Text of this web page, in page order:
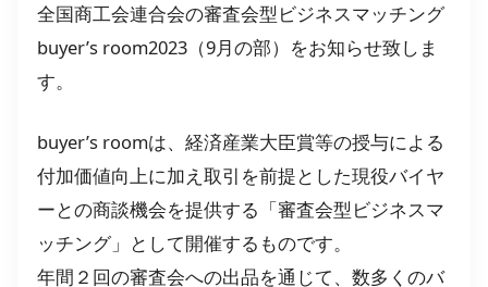
全国商工会連合会の審査会型ビジネスマッチング
buyer’s room2023（9月の部）をお知らせ致しま
す。
buyer’s roomは、経済産業大臣賞等の授与による
付加価値向上に加え取引を前提とした現役バイヤ
ーとの商談機会を提供する「審査会型ビジネスマ
ッチング」として開催するものです。
年間２回の審査会への出品を通じて、数多くのバ